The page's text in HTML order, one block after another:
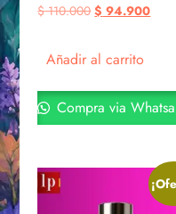
$110.000 $ 94.900
Añadir al carrito
Compra via